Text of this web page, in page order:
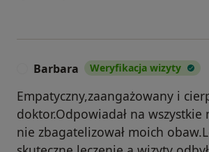
Barbara Weryfikacja wizyty
Empatyczny,zaangażowany i
doktor.Odpowiadał na
nie zbagatelizował moich